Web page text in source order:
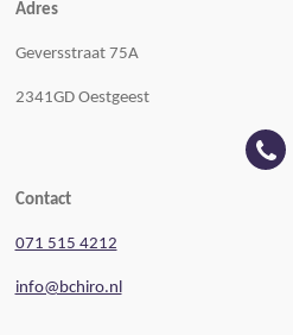
Adres
Geversstraat 75A
2341GD Oestgeest
Contact
071 515 4212
info@bchiro.nl